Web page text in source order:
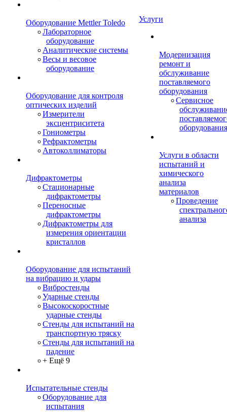
Оборудование Mettler Toledo
Лабораторное
оборудование
Аналитические системы
Весы и весовое
оборудование
Оборудование для контроля
оптических изделий
Измерители
эксцентриситета
Гониометры
Рефрактометры
Автоколлиматоры
Дифрактометры
Стационарные
дифрактометры
Переносные
дифрактометры
Дифрактометры для
измерения ориентации
кристаллов
Оборудование для испытаний
на вибрацию и удары
Вибростенды
Ударные стенды
Высокоскоростные
ударные стенды
Стенды для испытаний на
транспортную тряску
Стенды для испытаний на
падение
+ Ещё 9
Испытательные стенды
Оборудование для
испытания
Услуги
Модернизация
ремонт и
обслуживание
поставляемого
оборудования
Сервисное
оборудования
Услуги в области
испытаний и
химического
анализа
материалов
Проведение
анализа